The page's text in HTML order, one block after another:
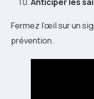
Fermez l’œil sur un
prévention.